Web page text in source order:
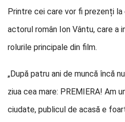
Printre cei care vor fi prezenți la
actorul român Ion Vântu, care a
rolurile principale din film.
„După patru ani de muncă încă
ziua cea mare: PREMIERA! Am
ciudate, publicul de acasă e